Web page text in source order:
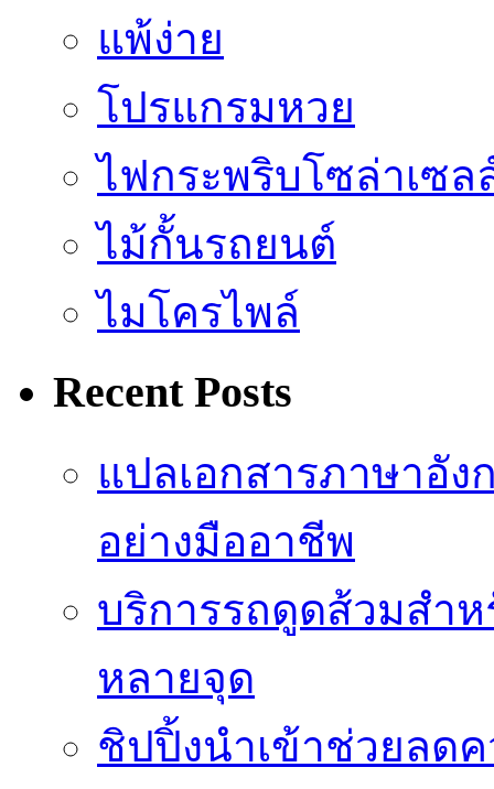
แพ้ง่าย
โปรแกรมหวย
ไฟกระพริบโซล่าเซล
ไม้กั้นรถยนต์
ไมโครไพล์
Recent Posts
แปลเอกสารภาษาอั
อย่างมืออาชีพ
บริการรถดูดส้วมสำ
หลายจุด
ชิปปิ้งนำเข้าช่วยลด